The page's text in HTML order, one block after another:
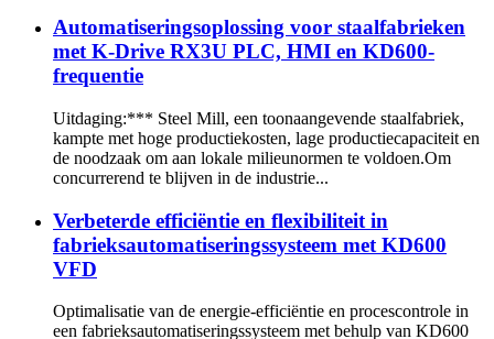
Automatiseringsoplossing voor staalfabrieken
met K-Drive RX3U PLC, HMI en KD600-
frequentie
Uitdaging:*** Steel Mill, een toonaangevende staalfabriek,
kampte met hoge productiekosten, lage productiecapaciteit en
de noodzaak om aan lokale milieunormen te voldoen.Om
concurrerend te blijven in de industrie...
Verbeterde efficiëntie en flexibiliteit in
fabrieksautomatiseringssysteem met KD600
VFD
Optimalisatie van de energie-efficiëntie en procescontrole in
een fabrieksautomatiseringssysteem met behulp van KD600